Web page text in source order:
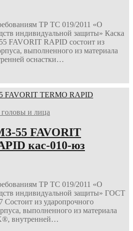
ТР ТС 019/2011 «О
индивидуальной защиты» Каска
FAVORIT RAPID состоит из
выполненного из материала
оснастки…
и лица
55 FAVORIT
кас-010-юз
ТР ТС 019/2011 «О
индивидуальной защиты» ГОСТ
Состоит из ударопрочного
выполненного из материала
внутренней…